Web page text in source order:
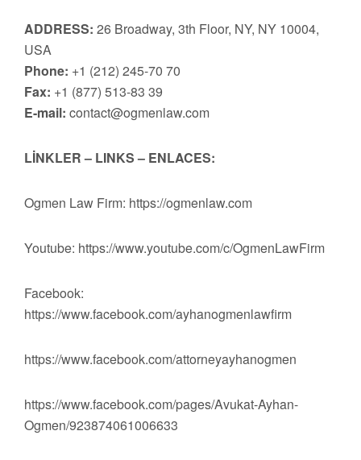
ADDRESS: 26 Broadway, 3th Floor, NY, NY 10004,
USA
Phone: +1 (212) 245-70 70
Fax: +1 (877) 513-83 39
E-mail: contact@ogmenlaw.com
LİNKLER – LINKS – ENLACES:
Ogmen Law Firm: https://ogmenlaw.com
Youtube: https://www.youtube.com/c/OgmenLawFirm
Facebook:
https://www.facebook.com/ayhanogmenlawfirm
https://www.facebook.com/attorneyayhanogmen
https://www.facebook.com/pages/Avukat-Ayhan-
Ogmen/923874061006633